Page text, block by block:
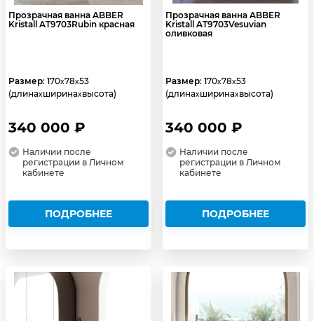
Прозрачная ванна ABBER
Kristall AT9703Rubin красная
Размер: 170x78x53
(длинаxширинаxвысота)
340 000 ₽
Наличии после
регистрации в Личном
кабинете
ПОДРОБНЕЕ
Прозрачная ванна ABBER
Kristall AT9703Vesuvian
оливковая
Размер: 170x78x53
(длинаxширинаxвысота)
340 000 ₽
Наличии после
регистрации в Личном
кабинете
ПОДРОБНЕЕ